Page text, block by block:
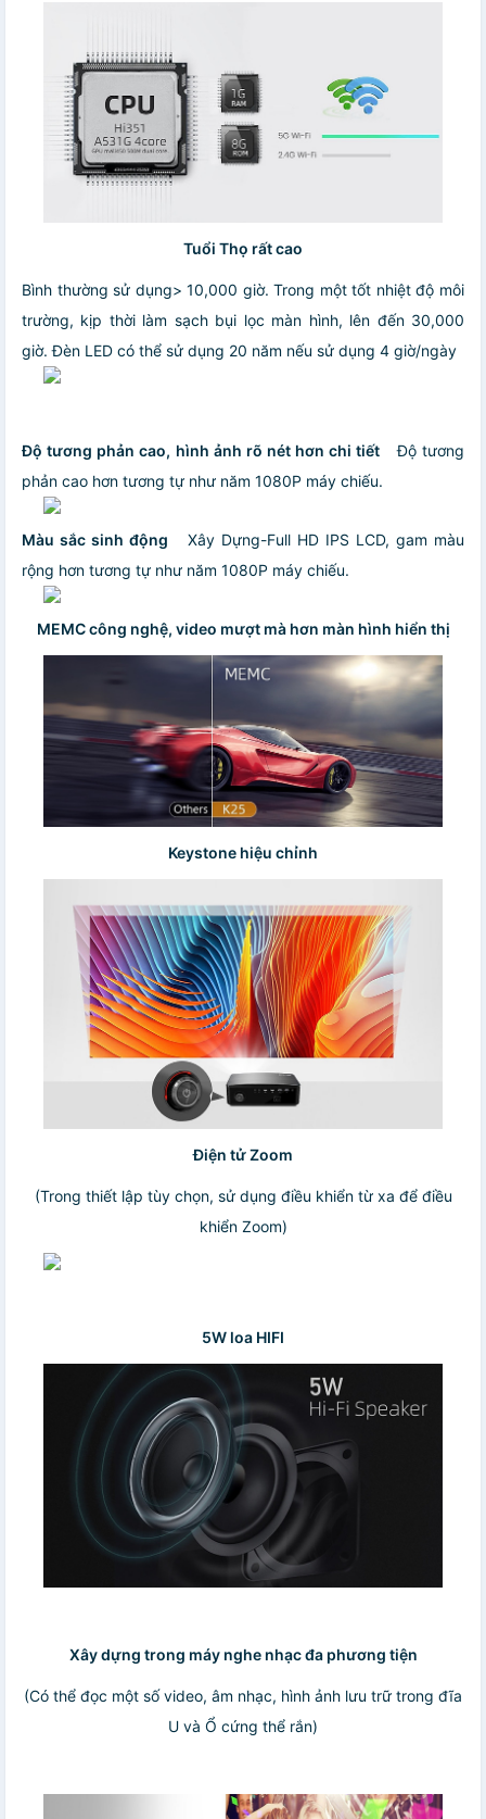
Tuổi Thọ rất cao
Bình thường sử dụng> 10,000 giờ. Trong một tốt nhiệt độ môi
trường, kịp thời làm sạch bụi lọc màn hình, lên đến 30,000
giờ. Đèn LED có thể sử dụng 20 năm nếu sử dụng 4 giờ/ngày
Độ tương phản cao, hình ảnh rõ nét hơn chi tiết
Độ tương
phản cao hơn tương tự như năm 1080P máy chiếu.
Màu sắc sinh động
Xây Dựng-Full HD IPS LCD, gam màu
rộng hơn tương tự như năm 1080P máy chiếu.
MEMC công nghệ, video mượt mà hơn màn hình hiển thị
Keystone hiệu chỉnh
Điện tử Zoom
(Trong thiết lập tùy chọn, sử dụng điều khiển từ xa để điều
khiển Zoom)
5W loa HIFI
Xây dựng trong máy nghe nhạc đa phương tiện
(Có thể đọc một số video, âm nhạc, hình ảnh lưu trữ trong đĩa
U và Ổ cứng thể rắn)